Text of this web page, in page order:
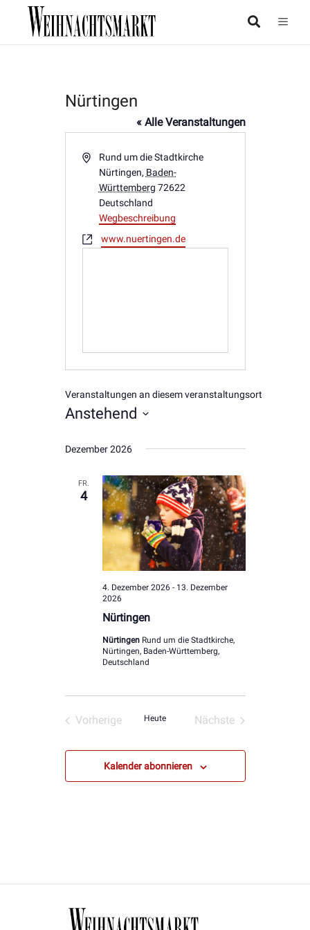
Nürtingen
« Alle Veranstaltungen
AdresseRund um die Stadtkirche
Nürtingen, Baden-
Württemberg 72622
Deutschland
Wegbeschreibung
Webseitewww.nuertingen.de
Veranstaltungen an diesem veranstaltungsort
Anstehend
wählen.
Dezember 2026
FR.
4
Nürtingen
4. Dezember 2026- 13. Dezember
2026
Nürtingen Rund um die Stadtkirche,
Nürtingen, Baden-Württemberg,
Deutschland
Vorherige
Heute
Nächste
Kalender abonnieren